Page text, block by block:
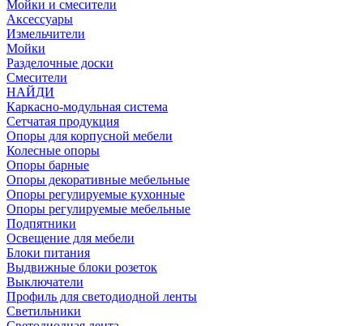
Мойки и смесители
Аксессуары
Измельчители
Мойки
Разделочные доски
Смесители
НАЙДИ
Каркасно-модульная система
Сетчатая продукция
Опоры для корпусной мебели
Колесные опоры
Опоры барные
Опоры декоративные мебельные
Опоры регулируемые кухонные
Опоры регулируемые мебельные
Подпятники
Освещение для мебели
Блоки питания
Выдвижные блоки розеток
Выключатели
Профиль для светодиодной ленты
Светильники